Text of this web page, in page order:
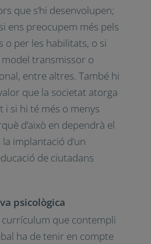
que s’hi desenvolupen;
ens preocupem més pels
o per les habilitats, o si
model transmissor o
entre altres. També hi
que la societat atorga
i si hi té més o menys
d’això en dependrà el
la implantació d’un
de ciutadans
psicològica
currículum que contempli
ha de tenir en compte